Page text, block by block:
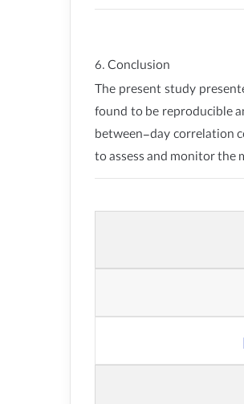
6. Conclusion
The present study
found to be reproducible
between-day correlation
to assess and monitor the